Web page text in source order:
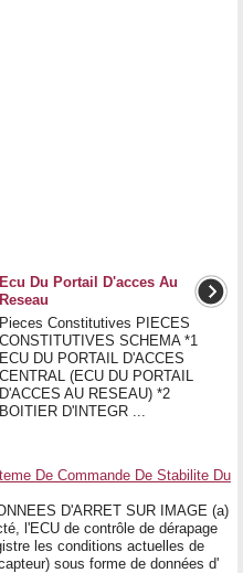
Ecu Du Portail D'acces Au
Reseau
Pieces Constitutives PIECES
CONSTITUTIVES SCHEMA *1
ECU DU PORTAIL D'ACCES
CENTRAL (ECU DU PORTAIL
D'ACCES AU RESEAU) *2
BOITIER D'INTEGR ...
De Commande De Stabilite Du
D'ARRET SUR IMAGE (a)
l'ECU de contrôle de dérapage
les conditions actuelles de
sous forme de données d'